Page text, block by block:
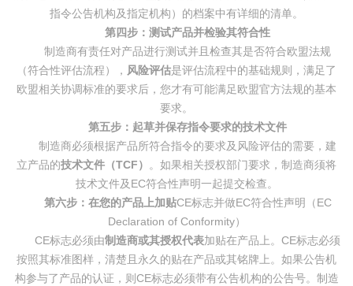
指令公告机构及指定机构）的档案中有详细的清单。
第四步：测试产品并检验其符合性
制造商有责任对产品进行测试并且检查其是否符合欧盟法规
（符合性评估流程）， 风险评估是评估流程中的基础规则，满足了
欧盟相关协调标准的要求后，您才有可能满足欧盟官方法规的基本
要求。
第五步：起草并保存指令要求的技术文件
制造商必须根据产品所符合指令的要求及风险评估的需要，建
立产品的技术文件（TCF） 。如果相关授权部门要求，制造商须将
技术文件及EC符合性声明一起提交检查。
第六步：在您的产品上加贴CE标志并做EC符合性声明（EC
Declaration of Conformity）
CE标志必须由制造商或其授权代表加贴在产品上。CE标志必须
按照其标准图样，清楚且永久的贴在产品或其铭牌上。如果公告机
构参与了产品的认证，则CE标志必须带有公告机构的公告号。制造